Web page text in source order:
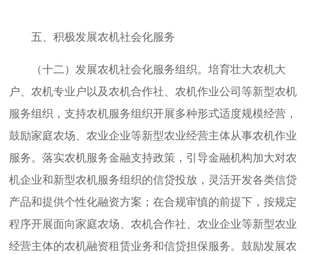
五、积极发展农机社会化服务
（十二）发展农机社会化服务组织。培育壮大农机大
户、农机专业户以及农机合作社、农机作业公司等新型农机
服务组织，支持农机服务组织开展多种形式适度规模经营，
鼓励家庭农场、农业企业等新型农业经营主体从事农机作业
服务。落实农机服务金融支持政策，引导金融机构加大对农
机企业和新型农机服务组织的信贷投放，灵活开发各类信贷
产品和提供个性化融资方案；在合规审慎的前提下，按规定
程序开展面向家庭农场、农机合作社、农业企业等新型农业
经营主体的农机融资租赁业务和信贷担保服务。鼓励发展农